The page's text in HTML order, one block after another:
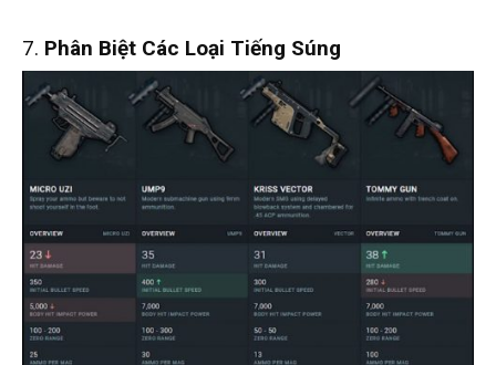
7. Phân Biệt Các Loại Tiếng Súng